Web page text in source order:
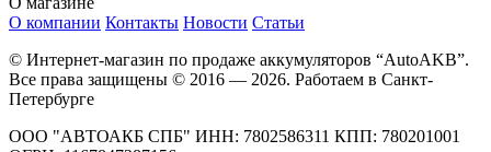
О компании Контакты Новости Статьи
© Интернет-магазин по продаже аккумуляторов “AutoAKB”.
Все права защищены © 2016 — 2026. Работаем в Санкт-
Петербурге
ООО "АВТОАКБ СПБ" ИНН: 7802586311 КПП: 780201001